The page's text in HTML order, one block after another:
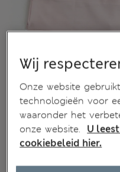
Wij
Onze website
technologieën voor
waaronder het
onze website.
U
cookiebeleid hier.